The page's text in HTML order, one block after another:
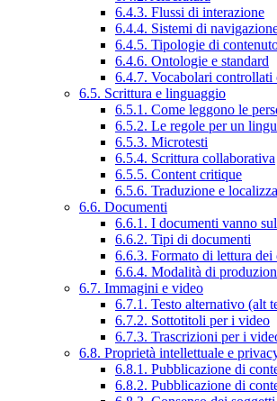
6.4.3. Flussi di interazione
6.4.4. Sistemi di
6.4.5. Tipologie di
6.4.6. Ontologie e standard
6.4.7. Vocabolari controllati
6.5. Scrittura e linguaggio
6.5.1. Come leggono le
6.5.2. Le regole per un
6.5.3. Microtesti
6.5.4. Scrittura collaborativa
6.5.5. Content critique
6.5.6. Traduzione e
6.6. Documenti
6.6.1. I documenti vanno
6.6.2. Tipi di documenti
6.6.3. Formato di lettura
6.6.4. Modalità di
6.7. Immagini e video
6.7.1. Testo alternativo (alt
6.7.2. Sottotitoli per i video
6.7.3. Trascrizioni per i
6.8. Proprietà intellettuale e
6.8.1. Pubblicazione di
6.8.2. Pubblicazione di